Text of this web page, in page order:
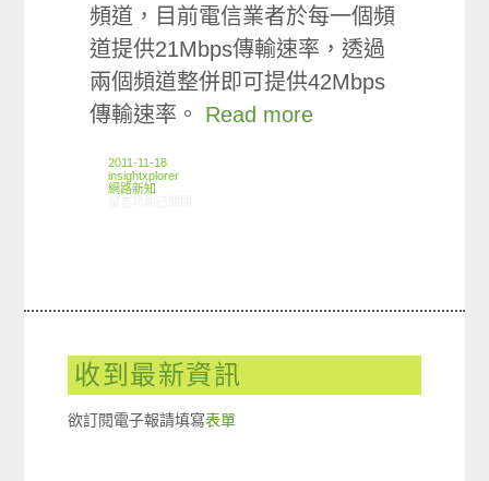
頻道，目前電信業者於每一個頻
道提供21Mbps傳輸速率，透過
兩個頻道整併即可提供42Mbps
傳輸速率。 Read more
2011-11-18
insightxplorer
網路新知
收到最新資訊
欲訂閱電子報請填寫表單